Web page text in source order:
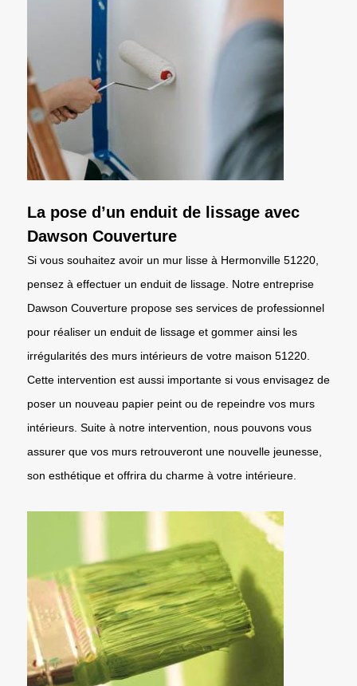
La pose d’un enduit de lissage avec
Dawson Couverture
Si vous souhaitez avoir un mur lisse à Hermonville 51220,
pensez à effectuer un enduit de lissage. Notre entreprise
Dawson Couverture propose ses services de professionnel
pour réaliser un enduit de lissage et gommer ainsi les
irrégularités des murs intérieurs de votre maison 51220.
Cette intervention est aussi importante si vous envisagez de
poser un nouveau papier peint ou de repeindre vos murs
intérieurs. Suite à notre intervention, nous pouvons vous
assurer que vos murs retrouveront une nouvelle jeunesse,
son esthétique et offrira du charme à votre intérieure.